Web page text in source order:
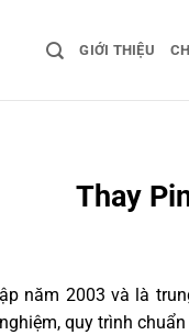
GIỚI THIỆU
Thay
năm 2003 và là
quy trình